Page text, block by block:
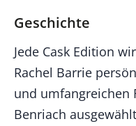
Geschichte
Jede Cask Edition
Rachel Barrie
und umfangreichen
Benriach